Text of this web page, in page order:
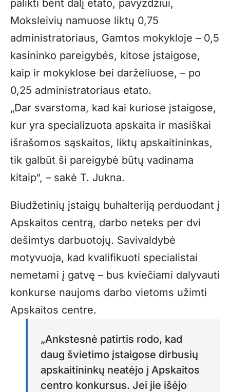
palikti bent dalį etato, pavyzdžiui,
Moksleivių namuose liktų 0,75
administratoriaus, Gamtos mokykloje – 0,5
kasininko pareigybės, kitose įstaigose,
kaip ir mokyklose bei darželiuose, – po
0,25 administratoriaus etato.
„Dar svarstoma, kad kai kuriose įstaigose,
kur yra specializuota apskaita ir masiškai
išrašomos sąskaitos, liktų apskaitininkas,
tik galbūt ši pareigybė būtų vadinama
kitaip“, – sakė T. Jukna.
Biudžetinių įstaigų buhalteriją perduodant į
Apskaitos centrą, darbo neteks per dvi
dešimtys darbuotojų. Savivaldybė
motyvuoja, kad kvalifikuoti specialistai
nemetami į gatvę – bus kviečiami dalyvauti
konkurse naujoms darbo vietoms užimti
Apskaitos centre.
„Ankstesnė patirtis rodo, kad
daug švietimo įstaigose dirbusių
apskaitininkų neatėjo į Apskaitos
centro konkursus. Jei jie išėjo